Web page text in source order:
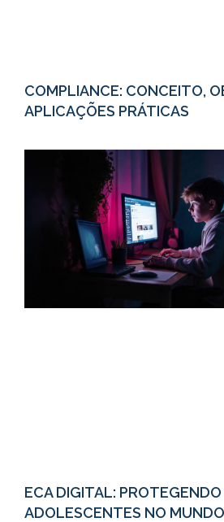
COMPLIANCE: CONCEITO,
APLICAÇÕES PRÁTICAS
ECA DIGITAL:
ADOLESCENTES NO